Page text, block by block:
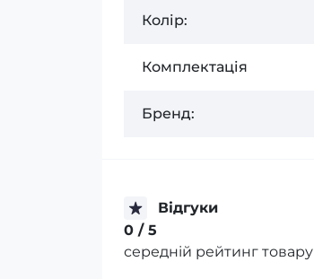
Колір:
Комплектація
Бренд:
Відгуки
0 / 5
середній рейтинг товару